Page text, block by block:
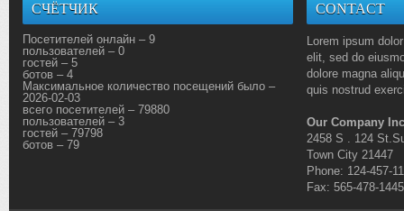
СЧЁТЧИК
Посетителей онлайн – 9
пользователей – 0
гостей – 5
ботов – 4
Максимальное количество посещений было –
2026-02-03
всего посетителей – 79880
пользователей – 3
гостей – 79798
ботов – 79
CONTACT
Lorem ipsum
elit, sed do
dolore magna
quis nostrud
Our Company
2458 S . 124
Town City 21447
Phone: 124-457-
Fax: 565-478-1445